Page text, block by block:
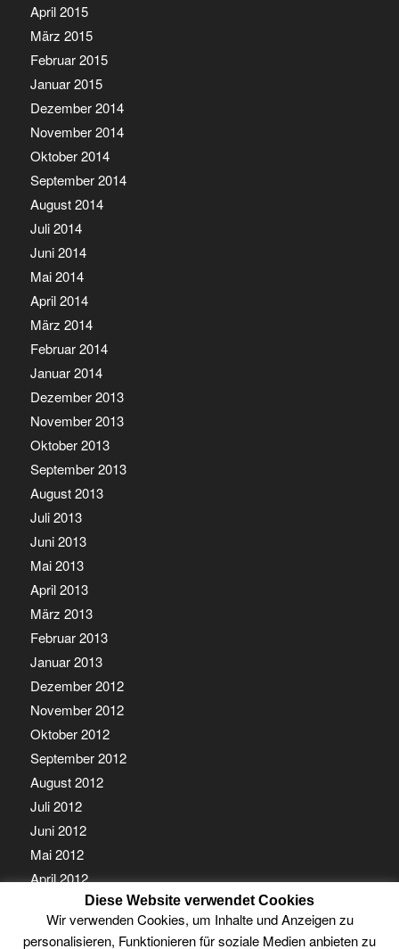
April 2015
März 2015
Februar 2015
Januar 2015
Dezember 2014
November 2014
Oktober 2014
September 2014
August 2014
Juli 2014
Juni 2014
Mai 2014
April 2014
März 2014
Februar 2014
Januar 2014
Dezember 2013
November 2013
Oktober 2013
September 2013
August 2013
Juli 2013
Juni 2013
Mai 2013
April 2013
März 2013
Februar 2013
Januar 2013
Dezember 2012
November 2012
Oktober 2012
September 2012
August 2012
Juli 2012
Juni 2012
Mai 2012
April 2012
März 2012
Februar 2012
Diese Website verwendet Cookies
Wir verwenden Cookies, um Inhalte und Anzeigen zu
personalisieren, Funktionieren für soziale Medien anbieten zu